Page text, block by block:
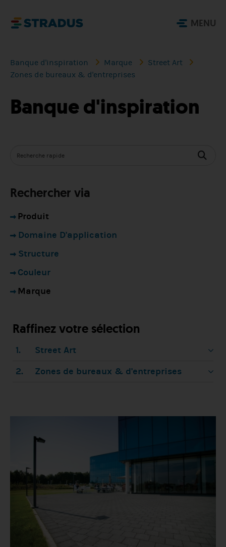
MENU
Banque d'inspiration Marque
Street Art
Zones de bureaux & d'entreprises
Banque d'inspiration
Rechercher via
Produit
Domaine D'application
Structure
Couleur
Marque
Raffinez votre sélection
1.
Street Art
2.
Zones de bureaux & d'entreprises